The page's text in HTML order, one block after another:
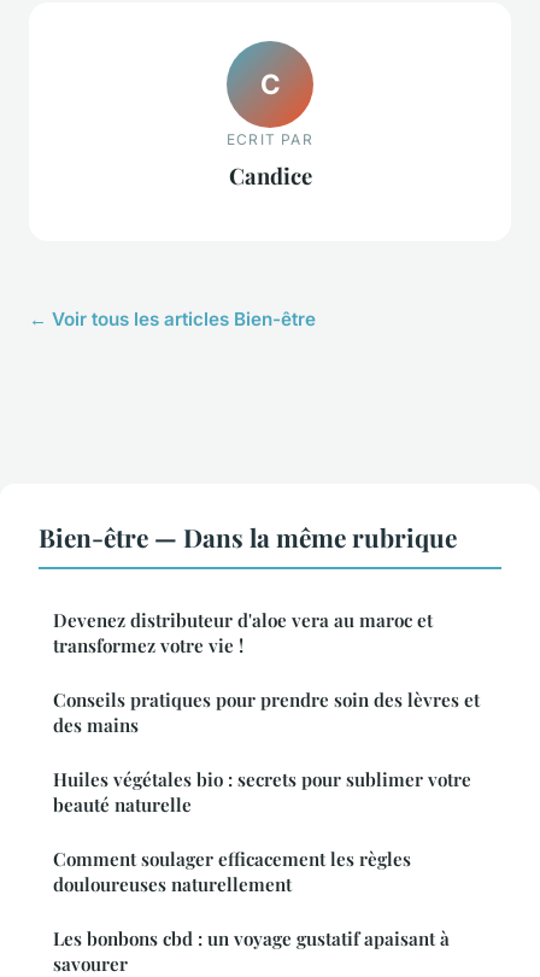
C
ECRIT PAR
Candice
← Voir tous les articles Bien-être
Bien-être — Dans la même rubrique
Devenez distributeur d'aloe vera au maroc et
transformez votre vie !
Conseils pratiques pour prendre soin des lèvres et
des mains
Huiles végétales bio : secrets pour sublimer votre
beauté naturelle
Comment soulager efficacement les règles
douloureuses naturellement
Les bonbons cbd : un voyage gustatif apaisant à
savourer